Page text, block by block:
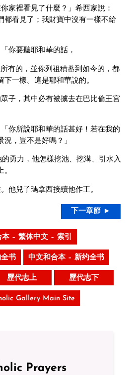
家裡看見了什麼？」希西家說：
都看見了；我財寶中沒有一樣不給
你要聽耶和華的話，
有的，並你列祖積蓄到如今的，都
一樣。這是耶和華說的。
子，其中必有被擄去在巴比倫王宮
你所說耶和華的話甚好！若在我的
，豈不是好嗎？」
勇力，他怎樣挖池、挖溝、引水入
他兒子瑪拿西接續他作王。
下一章節 ►
– 繁体中文 – 索引
书 中文和合本 – 新约全书
歷代志上 歷代志下
Gallery Main Site
Prayers